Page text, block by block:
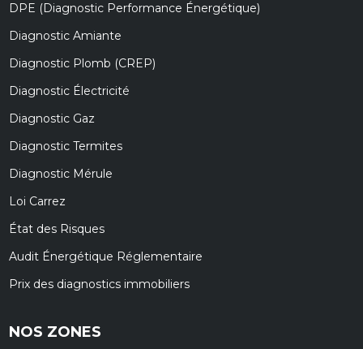
DPE (Diagnostic Performance Énergétique)
Diagnostic Amiante
Diagnostic Plomb (CREP)
Diagnostic Électricité
Diagnostic Gaz
Diagnostic Termites
Diagnostic Mérule
Loi Carrez
État des Risques
Audit Énergétique Réglementaire
Prix des diagnostics immobiliers
NOS ZONES